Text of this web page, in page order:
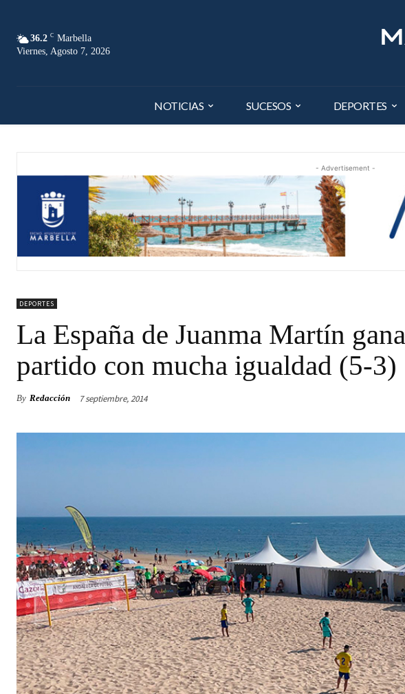
36.2 C Marbella
Viernes, Agosto 7, 2026
NOTICIAS SUCESOS DEPORTES
- Advertisement -
DEPORTES
La España de Juanma Martín
partido con mucha igualdad (5-3)
By Redacción 7 septiembre, 2014